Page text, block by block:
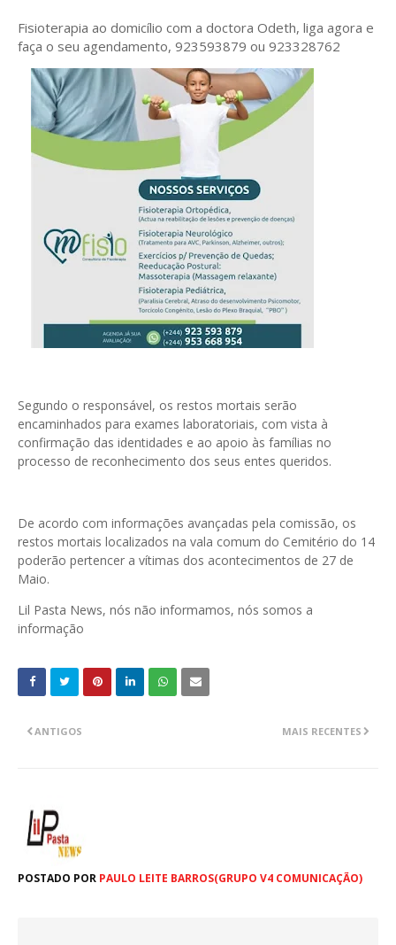
Fisioterapia ao domicílio com a doctora Odeth, liga agora e
faça o seu agendamento, 923593879 ou 923328762
Segundo o responsável, os restos mortais serão
encaminhados para exames laboratoriais, com vista à
confirmação das identidades e ao apoio às famílias no
processo de reconhecimento dos seus entes queridos.
De acordo com informações avançadas pela comissão, os
restos mortais localizados na vala comum do Cemitério do 14
poderão pertencer a vítimas dos acontecimentos de 27 de
Maio.
Lil Pasta News, nós não informamos, nós somos a
informação
MAIS RECENTES
ANTIGOS
POSTADO POR PAULO LEITE BARROS(GRUPO V4 COMUNICAÇÃO)